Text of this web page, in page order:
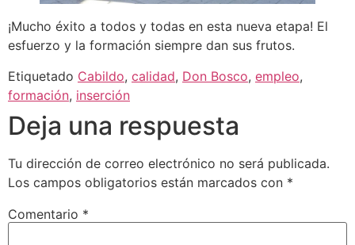
¡Mucho éxito a todos y todas en esta nueva etapa! El
esfuerzo y la formación siempre dan sus frutos.
Etiquetado Cabildo, calidad, Don Bosco, empleo,
formación, inserción
Deja una respuesta
Tu dirección de correo electrónico no será publicada.
Los campos obligatorios están marcados con *
Comentario *